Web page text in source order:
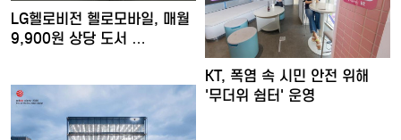
LG헬로비전 헬로모바일, 매월
9,900원 상당 도서 …
KT, 폭염 속 시민 안전 위해
'무더위 쉼터' 운영